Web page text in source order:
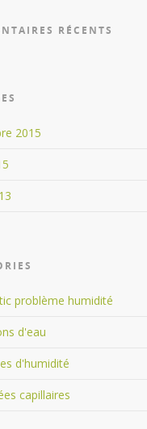
RÉCENTS
2015
problème humidité
d'eau
d'humidité
capillaires